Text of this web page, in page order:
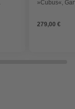
»Cubus«,
279,00 €